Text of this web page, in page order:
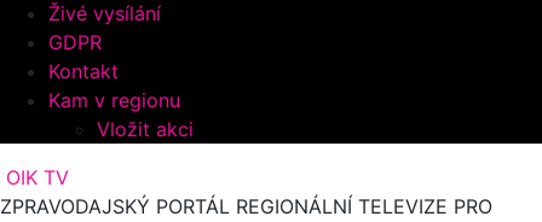
Živé vysílání
GDPR
Kontakt
Kam v regionu
Vložit akci
OIK TV
ZPRAVODAJSKÝ PORTÁL REGIONÁLNÍ TELEVIZE PRO